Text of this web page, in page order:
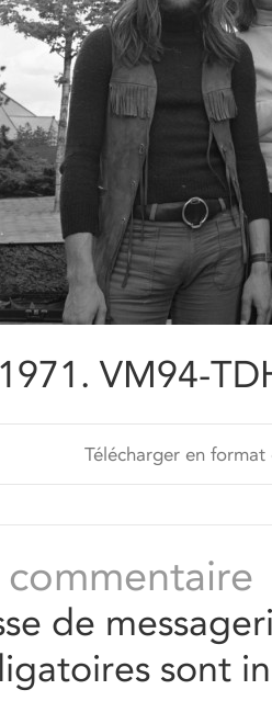
VM94-
Télécharger en
commentaire
de
sont